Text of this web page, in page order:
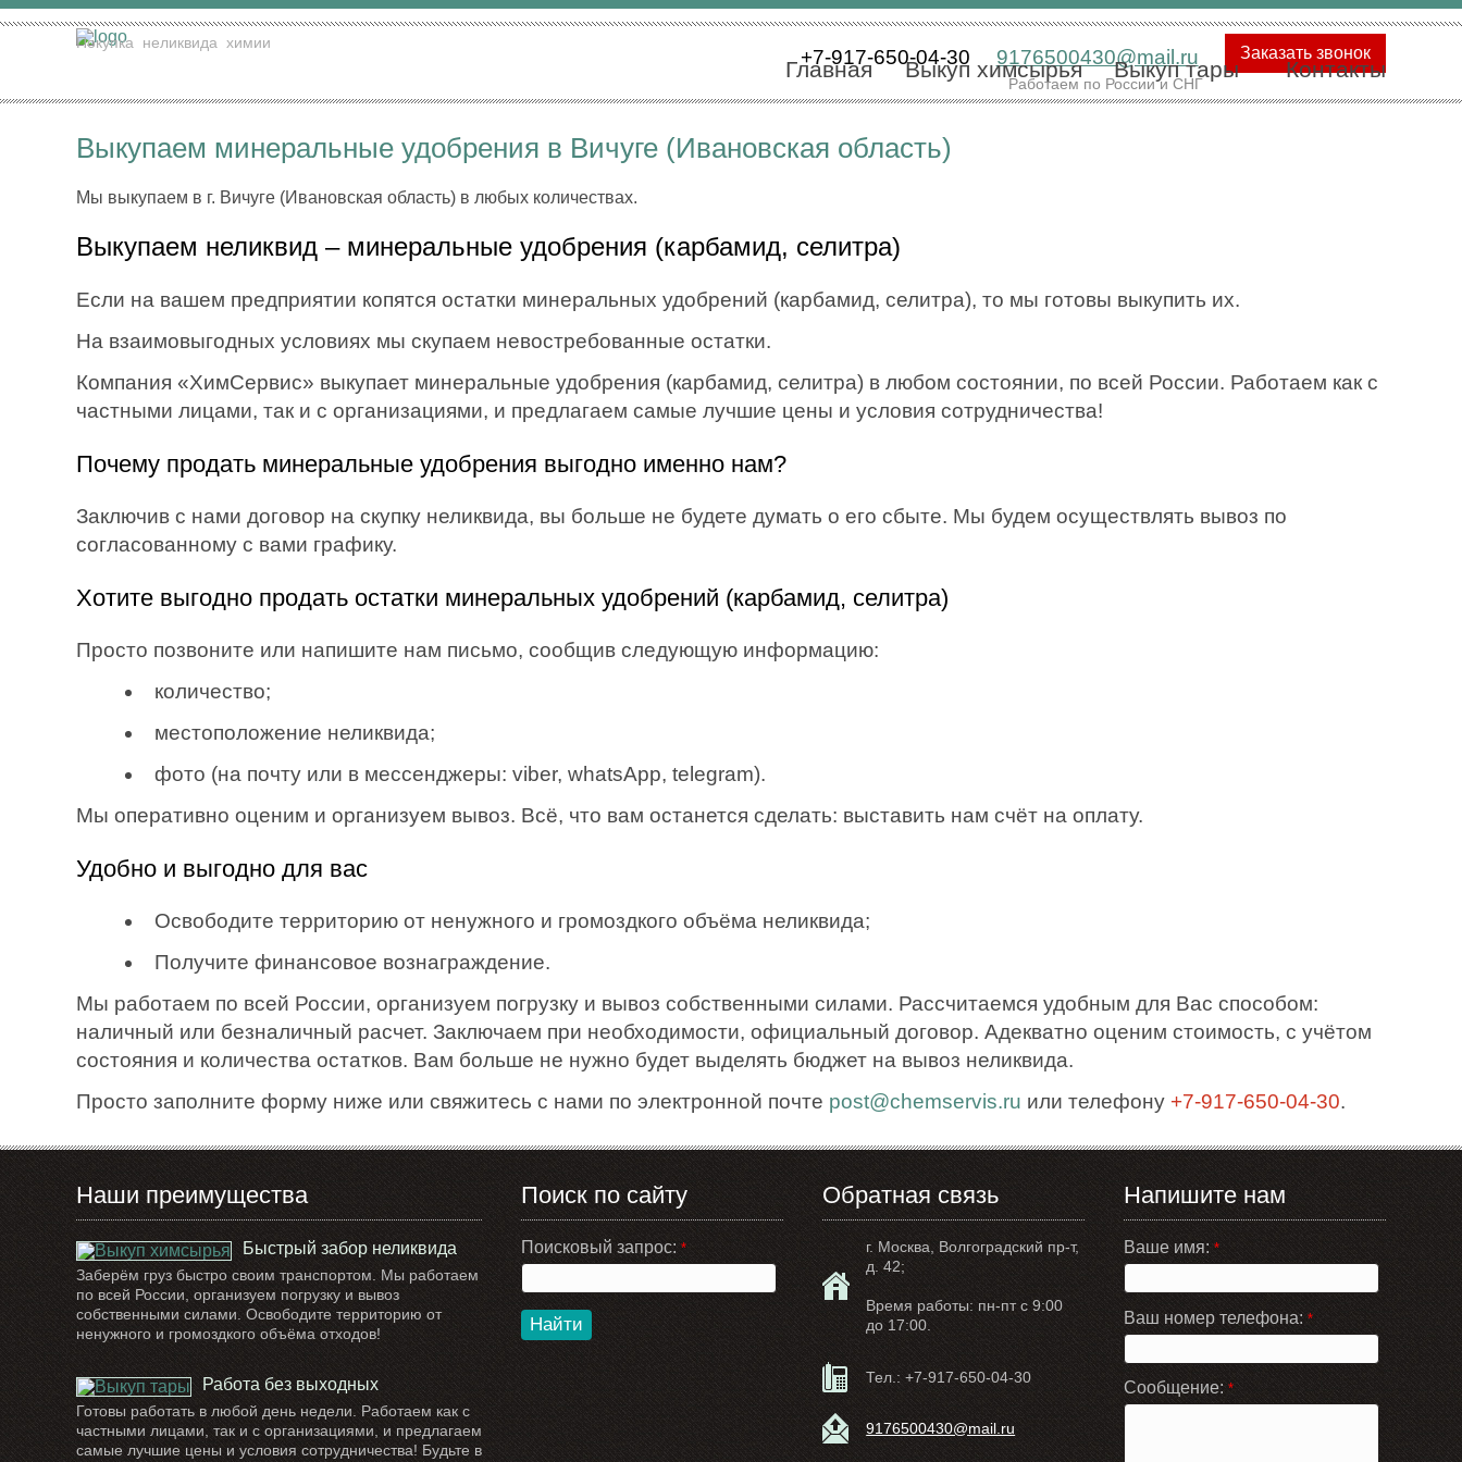
Покупка неликвида химии
+7-917-650-04-30 9176500430@mail.ru
Работаем по России и СНГ
Заказать звонок
Главная Выкуп химсырья Выкуп тары Контакты
Выкупаем минеральные удобрения в Вичуге (Ивановская область)
Мы выкупаем в г. Вичуге (Ивановская область) в любых количествах.
Выкупаем неликвид – минеральные удобрения (карбамид, селитра)
Если на вашем предприятии копятся остатки минеральных удобрений (карбамид, селитра), то мы готовы выкупить их.
На взаимовыгодных условиях мы скупаем невостребованные остатки.
Компания «ХимСервис» выкупает минеральные удобрения (карбамид, селитра) в любом состоянии, по всей России. Работаем как с
частными лицами, так и с организациями, и предлагаем самые лучшие цены и условия сотрудничества!
Почему продать минеральные удобрения выгодно именно нам?
Заключив с нами договор на скупку неликвида, вы больше не будете думать о его сбыте. Мы будем осуществлять вывоз по
согласованному с вами графику.
Хотите выгодно продать остатки минеральных удобрений (карбамид, селитра)
Просто позвоните или напишите нам письмо, сообщив следующую информацию:
количество;
местоположение неликвида;
фото (на почту или в мессенджеры: viber, whatsApp, telegram).
Мы оперативно оценим и организуем вывоз. Всё, что вам останется сделать: выставить нам счёт на оплату.
Удобно и выгодно для вас
Освободите территорию от ненужного и громоздкого объёма неликвида;
Получите финансовое вознаграждение.
Мы работаем по всей России, организуем погрузку и вывоз собственными силами. Рассчитаемся удобным для Вас способом:
наличный или безналичный расчет. Заключаем при необходимости, официальный договор. Адекватно оценим стоимость, с учётом
состояния и количества остатков. Вам больше не нужно будет выделять бюджет на вывоз неликвида.
Просто заполните форму ниже или свяжитесь с нами по электронной почте post@chemservis.ru или телефону +7-917-650-04-30.
Наши преимущества
Быстрый забор неликвида
Заберём груз быстро своим транспортом. Мы работаем
по всей России, организуем погрузку и вывоз
собственными силами. Освободите территорию от
ненужного и громоздкого объёма отходов!
Работа без выходных
Готовы работать в любой день недели. Работаем как с
частными лицами, так и с организациями, и предлагаем
самые лучшие цены и условия сотрудничества! Будьте в
Поиск по сайту
Поисковый запрос:*
Найти
Обратная связь
г. Москва, Волгоградский пр-т,
д. 42;
Время работы: пн-пт с 9:00
до 17:00.
Тел.:+7-917-650-04-30
9176500430@mail.ru
Напишите нам
Ваше имя: *
Ваш номер телефона: *
Сообщение: *